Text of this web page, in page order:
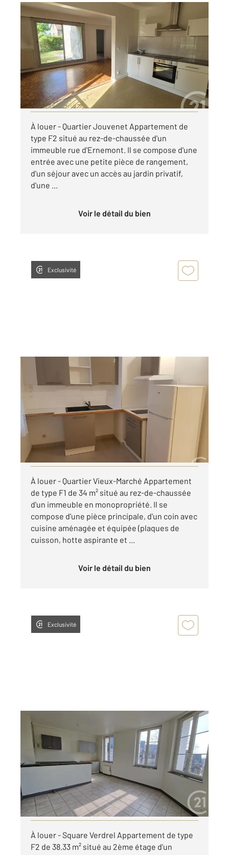
ROUEN 76
51,60 m2, 2 pièces
Ref : 8285
Appartement F2 à louer
740 €
par mois charges comprises
Visiter le site dédié
À louer - Quartier Jouvenet Appartement de
type F2 situé au rez-de-chaussée d'un
immeuble rue d'Ernemont. Il se compose d'une
entrée avec une petite pièce de rangement,
d'un séjour avec un accès au jardin privatif,
d'une ...
Voir le détail du bien
Exclusivité
ROUEN 76
33,88 m
, 1 pièce
Ref : 8300
Appartement F1 à louer
426 €
par mois charges comprises
Visiter le site dédié
À louer - Quartier Vieux-Marché Appartement
de type F1 de 34 m² situé au rez-de-chaussée
d'un immeuble en monopropriété. Il se
compose d'une pièce principale, d'un coin avec
cuisine aménagée et équipée (plaques de
cuisson, hotte aspirante et ...
Voir le détail du bien
Exclusivité
ROUEN 76
38,33 m
, 2 pièces
Ref : 8257
Appartement F2 à louer
619 €
par mois charges comprises
Visiter le site dédié
À louer - Square Verdrel Appartement de type
F2 de 38.33 m² situé au 2ème étage d'un